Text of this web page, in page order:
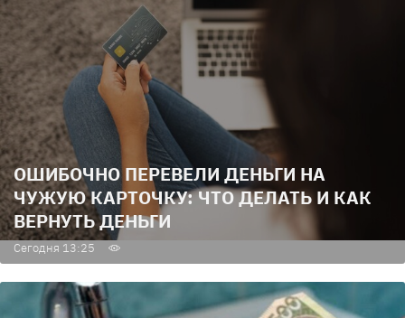
ОШИБОЧНО ПЕРЕВЕЛИ ДЕНЬГИ НА
ЧУЖУЮ КАРТОЧКУ: ЧТО ДЕЛАТЬ И КАК
ВЕРНУТЬ ДЕНЬГИ
Сегодня 13:25